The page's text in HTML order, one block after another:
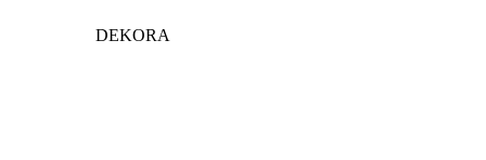
DEKORA